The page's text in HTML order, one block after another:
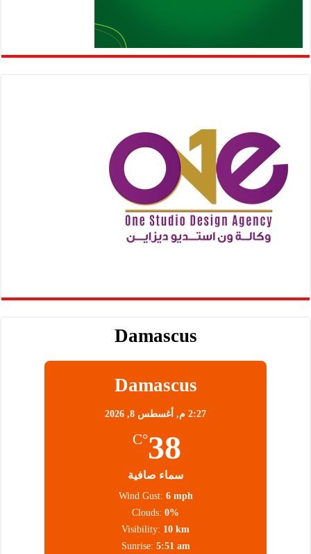
Damascus
Damascus
2:27 م, أغسطس 8, 2026
38
°C
سماء صافية
Wind Gust: 6 mph
Clouds: 0%
Visibility: 10 km
Sunrise: 5:51 am